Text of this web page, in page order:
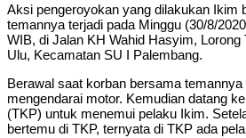
Aksi pengeroyokan yang dilakukan Ikim
temannya terjadi pada Minggu (30/8/
WIB, di Jalan KH Wahid Hasyim, Lorong
Ulu, Kecamatan SU I Palembang.
Berawal saat korban bersama
mengendarai motor. Kemudian datang
(TKP) untuk menemui pelaku Ikim.
bertemu di TKP, ternyata di TKP ada